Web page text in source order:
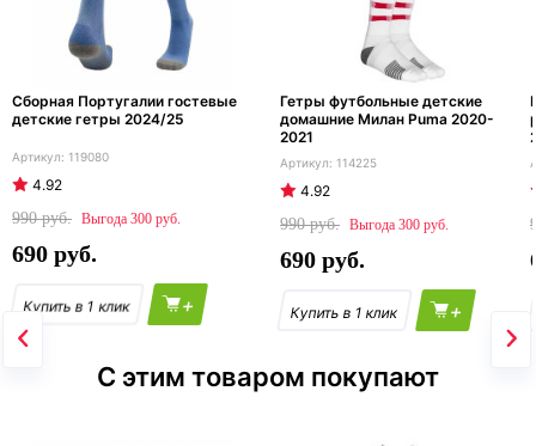
Сборная Португалии гостевые
детские гетры 2024/25
119080
4.92
990
300
690
+
Гетры футбольные детские
домашние Милан Puma 2020-
2021
114225
4.92
990
300
690
+
С этим товаром покупают